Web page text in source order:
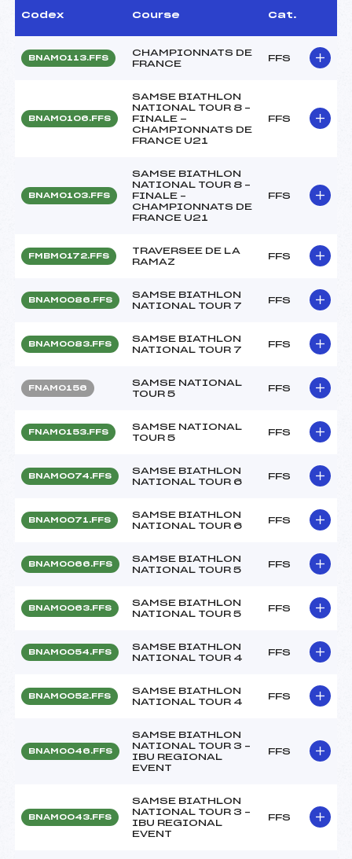
Codex Course Cat.
BNAM0113.FFS
CHAMPIONNATS DE
FRANCE
FFS
BNAM0106.FFS
SAMSE BIATHLON
NATIONAL TOUR 8 –
FINALE -
CHAMPIONNATS DE
FRANCE U21
FFS
BNAM0103.FFS
SAMSE BIATHLON
NATIONAL TOUR 8 –
FINALE –
CHAMPIONNATS DE
FRANCE U21
FFS
FMBM0172.FFS
TRAVERSEE DE LA
RAMAZ
FFS
BNAM0086.FFS
SAMSE BIATHLON
NATIONAL TOUR 7
FFS
BNAM0083.FFS
SAMSE BIATHLON
NATIONAL TOUR 7
FFS
FNAM0156
SAMSE NATIONAL
TOUR 5
FFS
FNAM0153.FFS
SAMSE NATIONAL
TOUR 5
FFS
BNAM0074.FFS
SAMSE BIATHLON
NATIONAL TOUR 6
FFS
BNAM0071.FFS
SAMSE BIATHLON
NATIONAL TOUR 6
FFS
BNAM0066.FFS
SAMSE BIATHLON
NATIONAL TOUR 5
FFS
BNAM0063.FFS
SAMSE BIATHLON
NATIONAL TOUR 5
FFS
BNAM0054.FFS
SAMSE BIATHLON
NATIONAL TOUR 4
FFS
BNAM0052.FFS
SAMSE BIATHLON
NATIONAL TOUR 4
FFS
BNAM0046.FFS
SAMSE BIATHLON
NATIONAL TOUR 3 –
IBU REGIONAL
EVENT
FFS
BNAM0043.FFS
SAMSE BIATHLON
NATIONAL TOUR 3 –
IBU REGIONAL
EVENT
FFS